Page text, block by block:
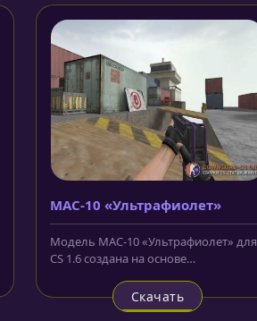
MAC-10 «Ультрафиолет»
Модель MAC-10 «Ультрафиолет» для
CS 1.6 создана на основе
пулемёта у...
Скачать